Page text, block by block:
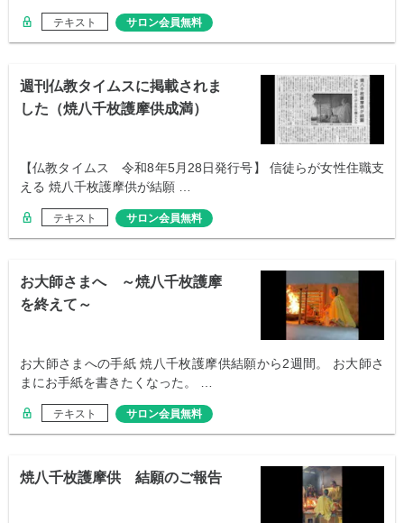
テキスト サロン会員無料
週刊仏教タイムスに掲載されま
した（焼八千枚護摩供成満）
【仏教タイムス 令和8年5月28日発行号】 信徒らが女性住職支
える 焼八千枚護摩供が結願 …
テキスト サロン会員無料
お大師さまへ ～焼八千枚護摩
を終えて～
お大師さまへの手紙 焼八千枚護摩供結願から2週間。 お大師さ
まにお手紙を書きたくなった。 …
テキスト サロン会員無料
焼八千枚護摩供 結願のご報告